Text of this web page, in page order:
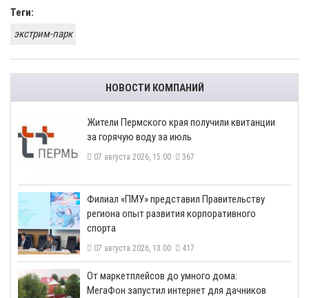
Теги:
экстрим-парк
НОВОСТИ КОМПАНИЙ
​Жители Пермского края получили квитанции
за горячую воду за июль
07 августа 2026, 15:00 367
​Филиал «ПМУ» представил Правительству
региона опыт развития корпоративного
спорта
07 августа 2026, 13:00 417
От маркетплейсов до умного дома:
МегаФон запустил интернет для дачников